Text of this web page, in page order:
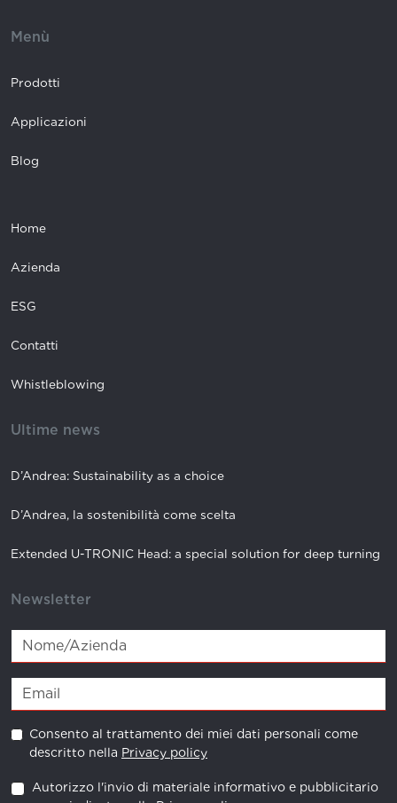
Menù
Prodotti
Applicazioni
Blog
Home
Azienda
ESG
Contatti
Whistleblowing
Ultime news
D’Andrea: Sustainability as a choice
D’Andrea, la sostenibilità come scelta
Extended U-TRONIC Head: a special solution for deep turning
Newsletter
Consento al trattamento dei miei dati personali come
descritto nella Privacy policy
Autorizzo l'invio di materiale informativo e pubblicitario